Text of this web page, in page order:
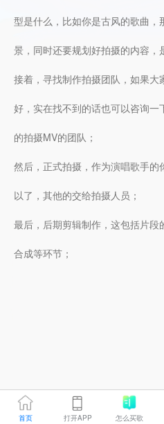
型是什么，比如你是古风的歌曲
景，同时还要规划好拍摄的内容，
接着，寻找制作拍摄团队，如果
好，实在找不到的话也可以咨询
的拍摄MV的团队；
然后，正式拍摄，作为演唱歌手
以了，其他的交给拍摄人员；
最后，后期剪辑制作，这包括片
合成等环节；
首页 打开APP 怎么买歌